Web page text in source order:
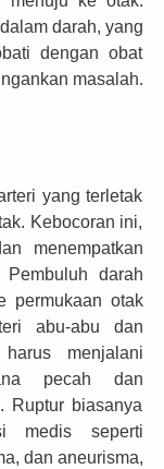
darah, yang
dengan obat
masalah.
yang terletak
Kebocoran ini,
menempatkan
darah
permukaan otak
abu-abu dan
menjalani
pecah dan
Ruptur biasanya
medis seperti
dan aneurisma,